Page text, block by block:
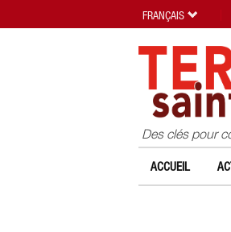
Des clés pour
ACCUEIL
FRANÇAIS